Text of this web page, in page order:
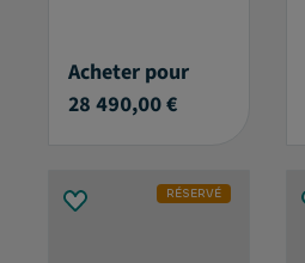
Acheter pour
28 490,00 €
RÉSERVÉ